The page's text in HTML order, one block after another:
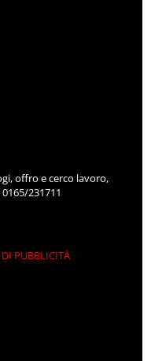
offro e cerco lavoro,
231711
PUBBLICITÀ